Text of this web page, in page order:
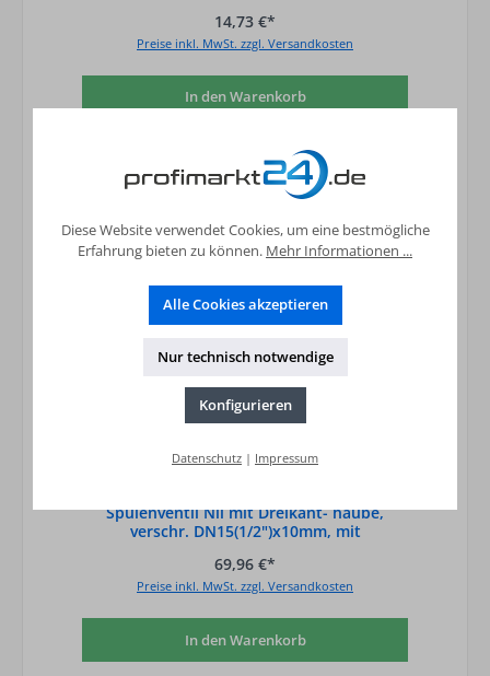
14,73 €*
Preise inkl. MwSt. zzgl. Versandkosten
In den Warenkorb
Spülenventil Nil mit Dreikant- haube,
verschr. DN15(1/2")x10mm, mit
69,96 €*
Preise inkl. MwSt. zzgl. Versandkosten
In den Warenkorb
Diese Website verwendet Cookies, um eine bestmögliche
Erfahrung bieten zu können. Mehr Informationen ...
Alle Cookies akzeptieren
Nur technisch notwendige
Konfigurieren
Datenschutz | Impressum